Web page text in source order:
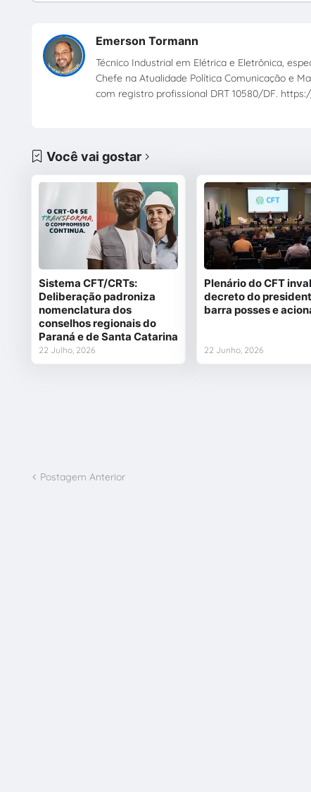
Emerson Tormann
Técnico Industrial em Elétrica e Eletrônica,
Chefe na Atualidade Política Comunicação e
com registro profissional DRT 10580/DF.
Você vai gostar
Sistema CFT/CRTs:
Deliberação padroniza
nomenclatura dos
conselhos regionais do
Paraná e de Santa Catarina
22 Julho, 2026
Plenário do CFT
decreto do
barra posses e
22 Junho, 2026
Postagem Anterior